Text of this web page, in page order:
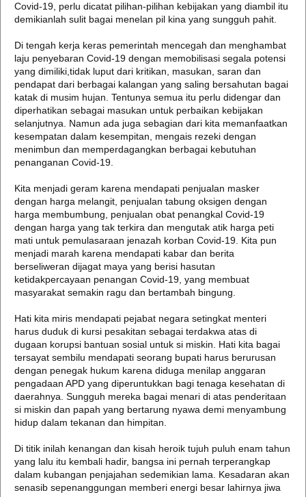
Covid-19, perlu dicatat pilihan-pilihan kebijakan yang diambil itu
demikianlah sulit bagai menelan pil kina yang sungguh pahit.
Di tengah kerja keras pemerintah mencegah dan menghambat
laju penyebaran Covid-19 dengan memobilisasi segala potensi
yang dimiliki,tidak luput dari kritikan, masukan, saran dan
pendapat dari berbagai kalangan yang saling bersahutan bagai
katak di musim hujan. Tentunya semua itu perlu didengar dan
diperhatikan sebagai masukan untuk perbaikan kebijakan
selanjutnya. Namun ada juga sebagian dari kita memanfaatkan
kesempatan dalam kesempitan, mengais rezeki dengan
menimbun dan memperdagangkan berbagai kebutuhan
penanganan Covid-19.
Kita menjadi geram karena mendapati penjualan masker
dengan harga melangit, penjualan tabung oksigen dengan
harga membumbung, penjualan obat penangkal Covid-19
dengan harga yang tak terkira dan mengutak atik harga peti
mati untuk pemulasaraan jenazah korban Covid-19. Kita pun
menjadi marah karena mendapati kabar dan berita
berseliweran dijagat maya yang berisi hasutan
ketidakpercayaan penangan Covid-19, yang membuat
masyarakat semakin ragu dan bertambah bingung.
Hati kita miris mendapati pejabat negara setingkat menteri
harus duduk di kursi pesakitan sebagai terdakwa atas di
dugaan korupsi bantuan sosial untuk si miskin. Hati kita bagai
tersayat sembilu mendapati seorang bupati harus berurusan
dengan penegak hukum karena diduga menilap anggaran
pengadaan APD yang diperuntukkan bagi tenaga kesehatan di
daerahnya. Sungguh mereka bagai menari di atas penderitaan
si miskin dan papah yang bertarung nyawa demi menyambung
hidup dalam tekanan dan himpitan.
Di titik inilah kenangan dan kisah heroik tujuh puluh enam tahun
yang lalu itu kembali hadir, bangsa ini pernah terperangkap
dalam kubangan penjajahan sedemikian lama. Kesadaran akan
senasib sepenanggungan memberi energi besar lahirnya jiwa